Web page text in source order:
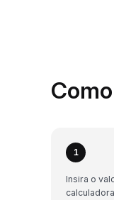
1
Insira o